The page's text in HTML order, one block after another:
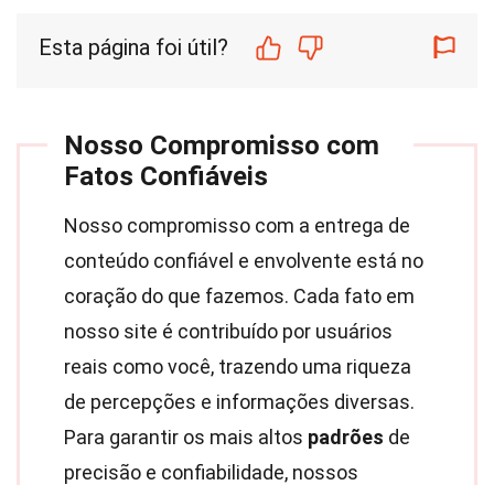
Esta página foi útil?
Nosso Compromisso com
Fatos Confiáveis
Nosso compromisso com a entrega de
conteúdo confiável e envolvente está no
coração do que fazemos. Cada fato em
nosso site é contribuído por usuários
reais como você, trazendo uma riqueza
de percepções e informações diversas.
Para garantir os mais altos padrões de
precisão e confiabilidade, nossos